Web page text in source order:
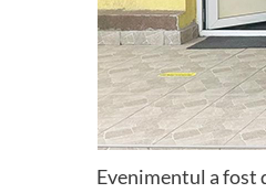
Evenimentul a fost